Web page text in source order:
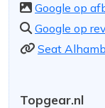
Google op
Google op
Seat
Topgear.nl